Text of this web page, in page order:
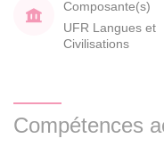
Composante(s)
UFR Langues et
Civilisations
Compétences